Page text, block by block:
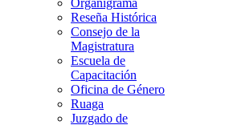
Organigrama
Reseña Histórica
Consejo de la
Magistratura
Escuela de
Capacitación
Oficina de Género
Ruaga
Juzgado de